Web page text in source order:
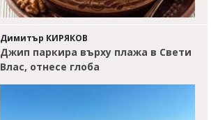
Димитър КИРЯКОВ
Джип паркира върху плажа в Свети
Влас, отнесе глоба